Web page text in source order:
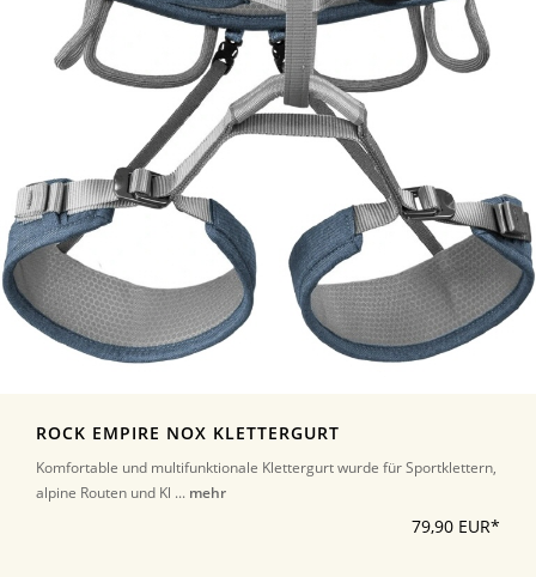
ROCK EMPIRE NOX KLETTERGURT
Komfortable und multifunktionale Klettergurt wurde für Sportklettern,
alpine Routen und Kl ... mehr
79,90 EUR*